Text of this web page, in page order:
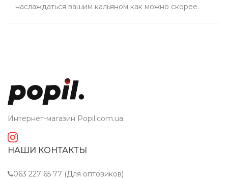
наслаждаться вашим кальяном как можно скорее.
Интернет-магазин Popil.com.ua
НАШИ КОНТАКТЫ
063 227 65 77 (Для оптовиков)